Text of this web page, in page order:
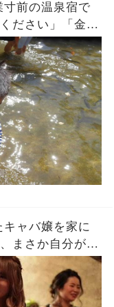
前の温泉宿で
ださい」「金な
ヶ月後、まさか
キャバ嬢を家に
まさか自分がこ